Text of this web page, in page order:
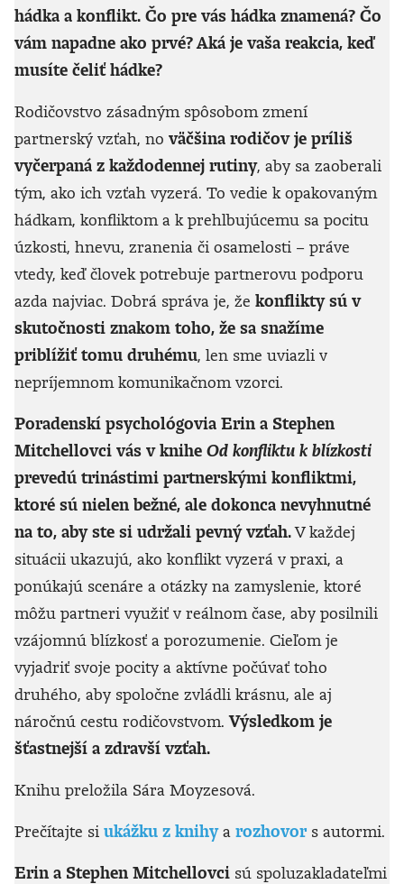
hádka a konflikt. Čo pre vás hádka znamená? Čo
vám napadne ako prvé? Aká je vaša reakcia, keď
musíte čeliť hádke?
Rodičovstvo zásadným spôsobom zmení
partnerský vzťah, no väčšina rodičov je príliš
vyčerpaná z každodennej rutiny, aby sa zaoberali
tým, ako ich vzťah vyzerá. To vedie k opakovaným
hádkam, konfliktom a k prehlbujúcemu sa pocitu
úzkosti, hnevu, zranenia či osamelosti – práve
vtedy, keď človek potrebuje partnerovu podporu
azda najviac. Dobrá správa je, že konflikty sú v
skutočnosti znakom toho, že sa snažíme
priblížiť tomu druhému, len sme uviazli v
nepríjemnom komunikačnom vzorci.
Poradenskí psychológovia Erin a Stephen
Mitchellovci vás v knihe Od konfliktu k blízkosti
prevedú trinástimi partnerskými konfliktmi,
ktoré sú nielen bežné, ale dokonca nevyhnutné
na to, aby ste si udržali pevný vzťah.V každej
situácii ukazujú, ako konflikt vyzerá v praxi, a
ponúkajú scenáre a otázky na zamyslenie, ktoré
môžu partneri využiť v reálnom čase, aby posilnili
vzájomnú blízkosť a porozumenie. Cieľom je
vyjadriť svoje pocity a aktívne počúvať toho
druhého, aby spoločne zvládli krásnu, ale aj
náročnú cestu rodičovstvom.Výsledkom je
šťastnejší a zdravší vzťah.
Knihu preložila Sára Moyzesová.
Prečítajte si ukážku z knihya rozhovor s autormi.
Erin a Stephen Mitchellovci sú spoluzakladateľmi